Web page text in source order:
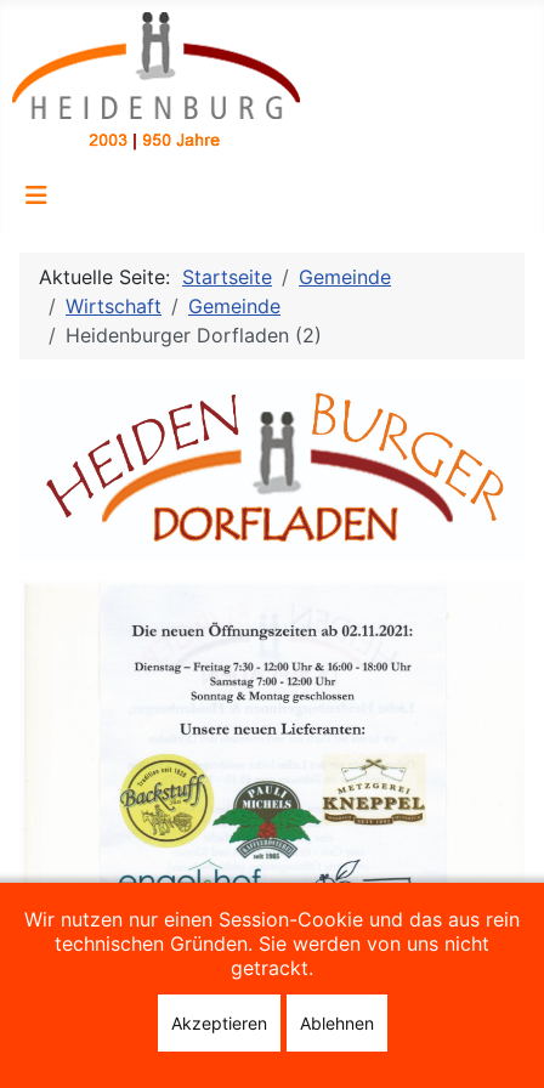
Aktuelle Seite: Startseite
Gemeinde
Wirtschaft
Gemeinde
Heidenburger Dorfladen (2)
Wir nutzen nur einen Session-Cookie und das aus rein
technischen Gründen. Sie werden von uns nicht
getrackt.
Akzeptieren Ablehnen